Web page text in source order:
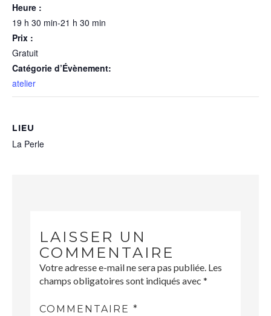
Heure :
19 h 30 min-21 h 30 min
Prix :
Gratuit
Catégorie d’Évènement:
atelier
LIEU
La Perle
LAISSER UN
COMMENTAIRE
Votre adresse e-mail ne sera pas publiée. Les
champs obligatoires sont indiqués avec *
COMMENTAIRE *